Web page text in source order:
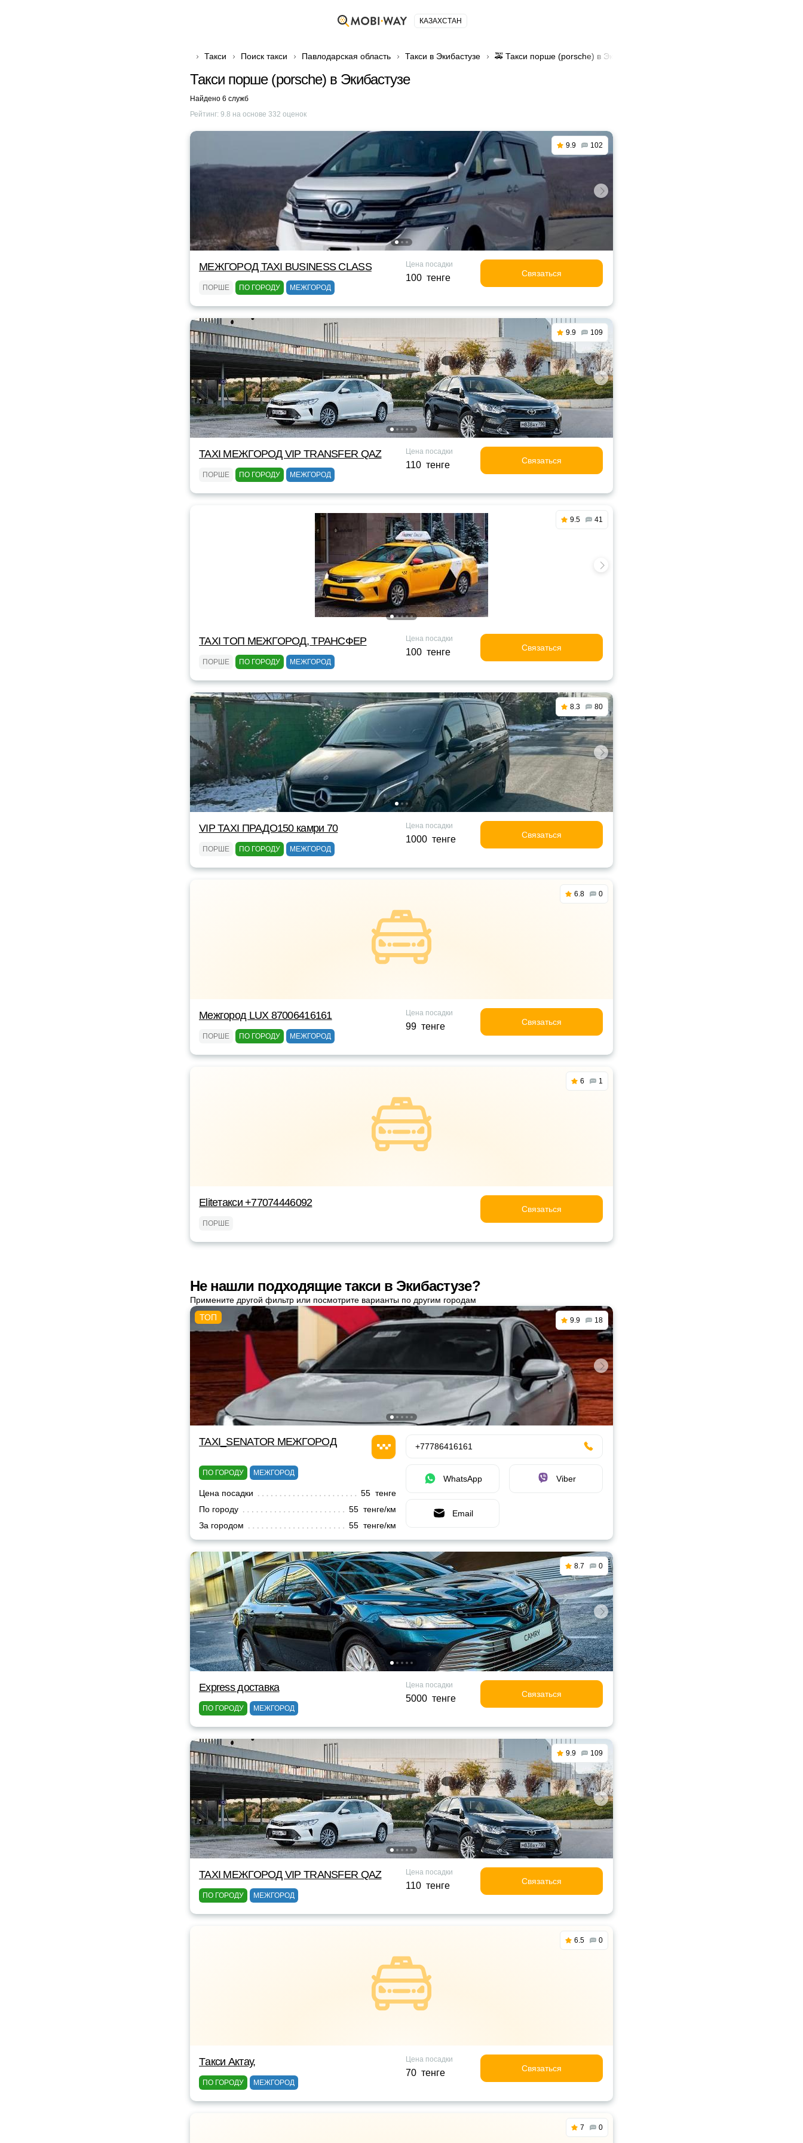
КАЗАХСТАН
Такси Поиск такси Павлодарская область Такси в Экибастузе 🚕 Такси порше (porsche) в Экибастузе
Такси порше (porsche) в Экибастузе
Найдено 6 служб
Рейтинг: 9.8 на основе 332 оценок
9.9 102
МЕЖГОРОД TAXI BUSINESS CLASS
ПОРШЕ ПО ГОРОДУ МЕЖГОРОД
Цена посадки
100 тенге Связаться
9.9 109
TAXI МЕЖГОРОД VIP TRANSFER QАZ
ПОРШЕ ПО ГОРОДУ МЕЖГОРОД
Цена посадки
110 тенге Связаться
9.5 41
TAXI TOП МЕЖГОРОД, ТРАНСФЕР
ПОРШЕ ПО ГОРОДУ МЕЖГОРОД
Цена посадки
100 тенге Связаться
8.3 80
VIP TAXI ПРАДО150 камри 70
ПОРШЕ ПО ГОРОДУ МЕЖГОРОД
Цена посадки
1000 тенге Связаться
6.8 0
Межгород LUX 87006416161
ПОРШЕ ПО ГОРОДУ МЕЖГОРОД
Цена посадки
99 тенге Связаться
6 1
Eliteтакси +77074446092
ПОРШЕ
Связаться
Не нашли подходящие такси в Экибастузе?
Примените другой фильтр или посмотрите варианты по другим городам
9.9 18
TAXI_SENATOR МЕЖГОРОД
ПО ГОРОДУ МЕЖГОРОД
Цена посадки
55 тенге
По городу
55 тенге/км
За городом
55 тенге/км
+77786416161
WhatsApp Viber
Email
8.7 0
Express доставка
ПО ГОРОДУ МЕЖГОРОД
Цена посадки
5000 тенге Связаться
9.9 109
TAXI МЕЖГОРОД VIP TRANSFER QАZ
ПО ГОРОДУ МЕЖГОРОД
Цена посадки
110 тенге Связаться
6.5 0
Tакси Актау,
ПО ГОРОДУ МЕЖГОРОД
Цена посадки
70 тенге Связаться
7 0